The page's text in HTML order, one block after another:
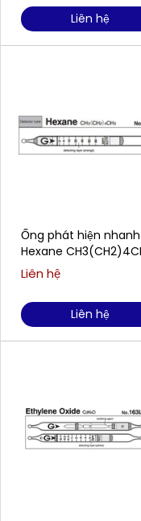
Liên hệ
Ống phát hiện
Hexane
Gastec No.102TP
Liên hệ
Liên hệ